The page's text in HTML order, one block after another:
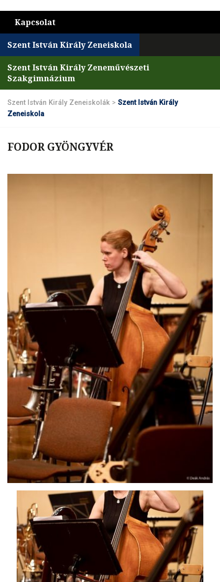
Kapcsolat
Szent István Király Zeneiskola
Szent István Király Zeneművészeti
Szakgimnázium
Szent István Király Zeneiskolák > Szent István Király
Zeneiskola
FODOR GYÖNGYVÉR